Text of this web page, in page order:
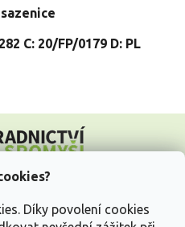
Díky povolení cookies
C: 20/FP/0179 D: PL